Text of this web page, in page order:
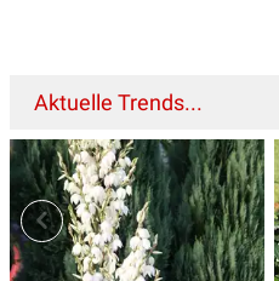
Aktuelle Trends...